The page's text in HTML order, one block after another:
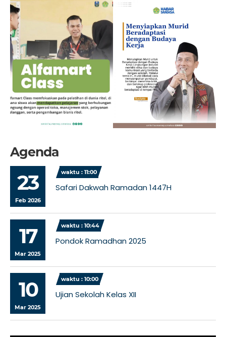
Agenda
23
Feb 2026
waktu : 11:00
Safari Dakwah Ramadan 1447H
17
Mar 2025
waktu : 10:44
Pondok Ramadhan 2025
10
Mar 2025
waktu : 10:00
Ujian Sekolah Kelas XII